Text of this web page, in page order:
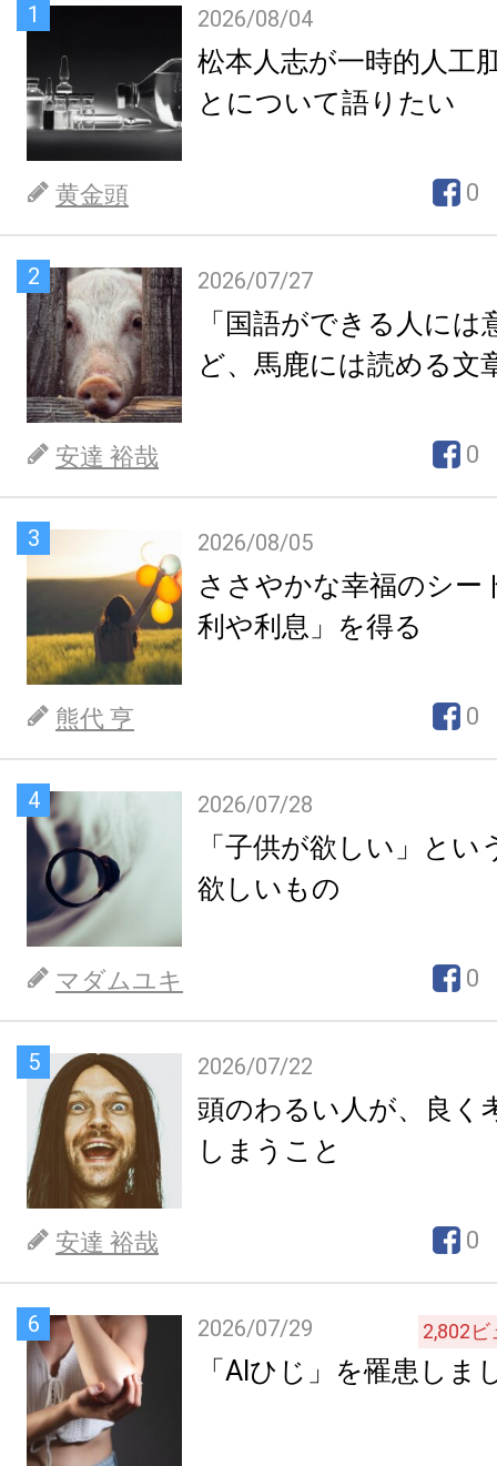
1 2026/08/04
松本人志が一時的人工
とについて語りたい
黄金頭 0
2 2026/07/27
「国語ができる人には
ど、馬鹿には読める文
安達 裕哉 0
3 2026/08/05
ささやかな幸福のシー
利や利息」を得る
熊代 亨 0
4 2026/07/28
「子供が欲しい」とい
欲しいもの
マダムユキ 0
5 2026/07/22
頭のわるい人が、良く
しまうこと
安達 裕哉 0
6 2026/07/29 2,802ビ
「AIひじ」を罹患しま